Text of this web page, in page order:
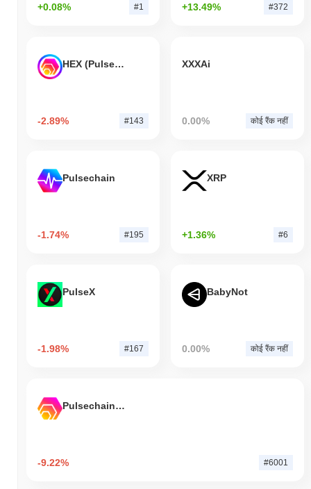
+0.08% #1 +13.49% #372
HEX (Pulsechain)
-2.89% #143
XXXAi
0.00% कोई रैंक नहीं
Pulsechain
-1.74% #195
XRP
+1.36% #6
PulseX
-1.98% #167
BabyNot
0.00% कोई रैंक नहीं
Pulsechain Bridged HEX (Pulsechain)
-9.22% #6001